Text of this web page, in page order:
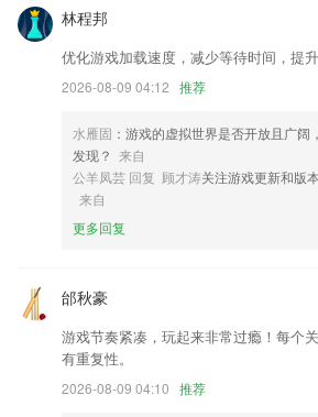
图像编辑
新增修改手机号
新增电量图标颜色大小自定义
若干功能和体验的优化
以上就是新世纪2彩票下载的介绍，如果您喜欢
商店进行打分评论，说出您的使用经历，以帮
化修改。
林程邦
优化游戏加载速度，减少等待时间，提升
2026-08-09 04:12 推荐
水雁固 ：游戏的虚拟世界是否开放且广
发现？ 来自
公羊凤芸 回复 顾才涛关注游戏更新和版
来自
更多回复
邰秋豪
游戏节奏紧凑，玩起来非常过瘾！每个
有重复性。
2026-08-09 04:10 推荐